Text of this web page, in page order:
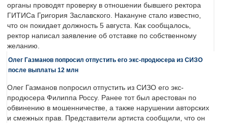
органы проводят проверку в отношении бывшего ректора
ГИТИСа Григория Заславского. Накануне стало известно,
что он покидает должность 5 августа. Как сообщалось,
ректор написал заявление об отставке по собственному
желанию.
Олег Газманов попросил отпустить его экс-продюсера из СИЗО
после выплаты 12 млн
Олег Газманов попросил отпустить из СИЗО его экс-
продюсера Филиппа Россу. Ранее тот был арестован по
обвинению в мошенничестве, а также нарушении авторских
и смежных прав. Представители артиста сообщили, что он